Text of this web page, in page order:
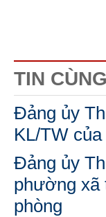
TIN
Đảng ủy
KL/TW
Đảng ủy
phường xã
phòng